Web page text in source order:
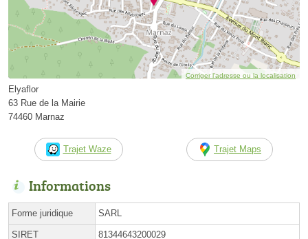
Corriger l’adresse ou la localisation
Elyaflor
63 Rue de la Mairie
74460 Marnaz
Trajet Waze Trajet Maps
Informations
Forme juridique SARL
SIRET 81344643200029